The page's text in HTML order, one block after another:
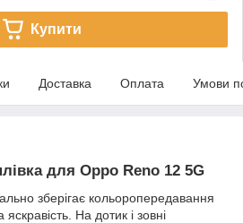
Купити
Доставка Оплата Умови
для Oppo Reno 12 5G
зберігає кольоропередавання
На дотик і зовні